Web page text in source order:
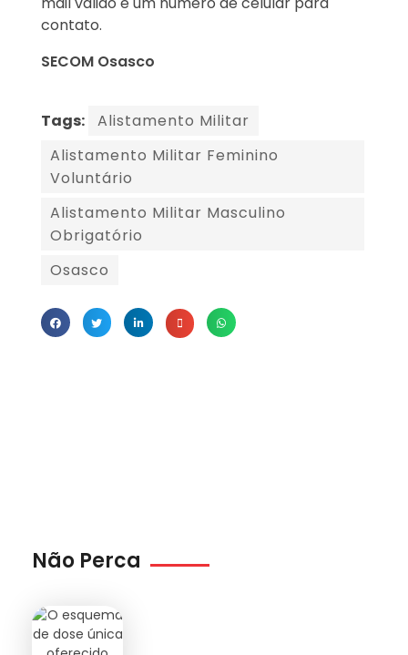
contato.
SECOM Osasco
Tags:
Alistamento Militar
Alistamento Militar Feminino
Voluntário
Alistamento Militar Masculino
Obrigatório
Osasco
Não Perca